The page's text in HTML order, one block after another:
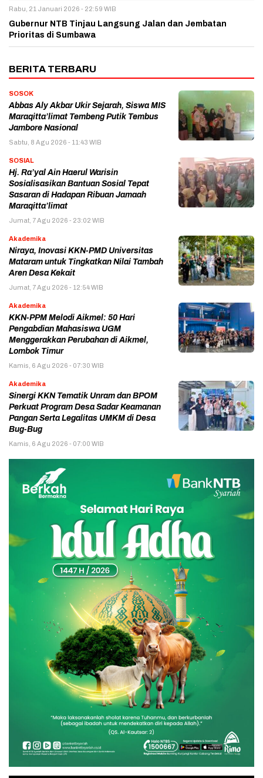
Rabu, 21 Januari 2026 - 22:59 WIB
Gubernur NTB Tinjau Langsung Jalan dan Jembatan
Prioritas di Sumbawa
BERITA TERBARU
SOSOK
Abbas Aly Akbar Ukir Sejarah, Siswa MIS
Maraqitta’limat Tembeng Putik Tembus
Jambore Nasional
Sabtu, 8 Agu 2026 - 11:43 WIB
SOSIAL
Hj. Ra’yal Ain Haerul Warisin
Sosialisasikan Bantuan Sosial Tepat
Sasaran di Hadapan Ribuan Jamaah
Maraqitta’limat
Jumat, 7 Agu 2026 - 23:02 WIB
Akademika
Niraya, Inovasi KKN-PMD Universitas
Mataram untuk Tingkatkan Nilai Tambah
Aren Desa Kekait
Jumat, 7 Agu 2026 - 12:54 WIB
Akademika
KKN-PPM Melodi Aikmel: 50 Hari
Pengabdian Mahasiswa UGM
Menggerakkan Perubahan di Aikmel,
Lombok Timur
Kamis, 6 Agu 2026 - 07:30 WIB
Akademika
Sinergi KKN Tematik Unram dan BPOM
Perkuat Program Desa Sadar Keamanan
Pangan Serta Legalitas UMKM di Desa
Bug-Bug
Kamis, 6 Agu 2026 - 07:00 WIB